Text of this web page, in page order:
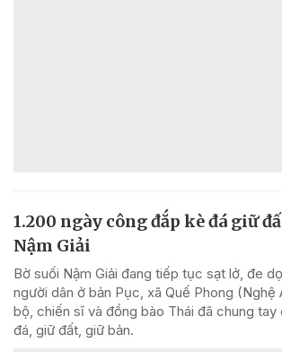
1.200 ngày công đắp kè đá giữ
Nậm Giải
Bờ suối Nậm Giải đang tiếp tục sạt lở, đe
người dân ở bản Pục, xã Quế Phong (Nghệ
bộ, chiến sĩ và đồng bào Thái đã chung tay
đá, giữ đất, giữ bản.